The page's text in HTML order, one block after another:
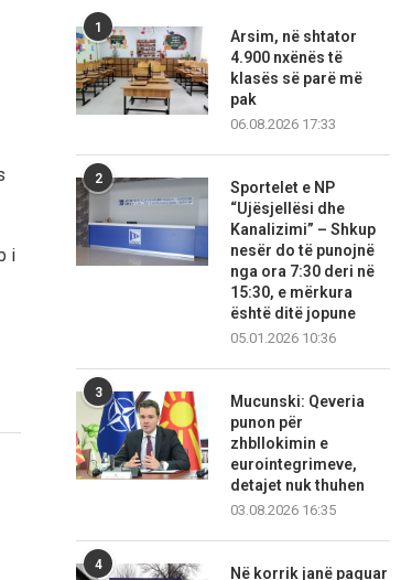
i
1
Arsim, në shtator
4.900 nxënës të
klasës së parë më
pak
06.08.2026 17:33
2
Sportelet e NP
“Ujësjellësi dhe
Kanalizimi” – Shkup
nesër do të punojnë
nga ora 7:30 deri në
15:30, e mërkura
është ditë jopune
05.01.2026 10:36
3
Mucunski: Qeveria
punon për
zhbllokimin e
eurointegrimeve,
detajet nuk thuhen
03.08.2026 16:35
4
Në korrik janë paguar